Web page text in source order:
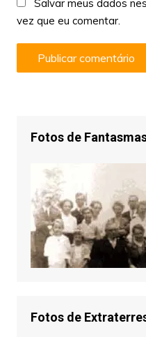
Salvar meus dados
vez que eu comentar.
Fotos de
Fotos de